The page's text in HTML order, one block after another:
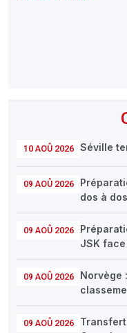
10 AOÛ 2026 Séville
09 AOÛ 2026
dos à
09 AOÛ 2026
JSK face
09 AOÛ 2026
Norvège
09 AOÛ 2026